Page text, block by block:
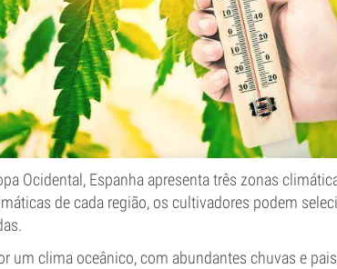
Ocidental, Espanha apresenta três zonas
de cada região, os cultivadores podem
um clima oceânico, com abundantes chuvas e